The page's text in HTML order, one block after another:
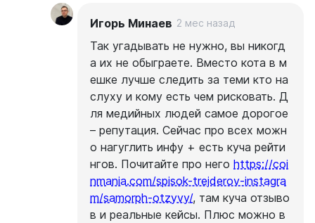
Игорь Минаев 2 мес назад
Так угадывать не нужно, вы никогд
а их не обыграете. Вместо кота в м
ешке лучше следить за теми кто на
слуху и кому есть чем рисковать. Д
ля медийных людей самое дорогое
– репутация. Сейчас про всех можн
о нагуглить инфу + есть куча рейти
нгов. Почитайте про него https://coi
nmania.com/spisok-trejderov-instagra
m/samorph-otzyvy/, там куча отзыво
в и реальные кейсы. Плюс можно в